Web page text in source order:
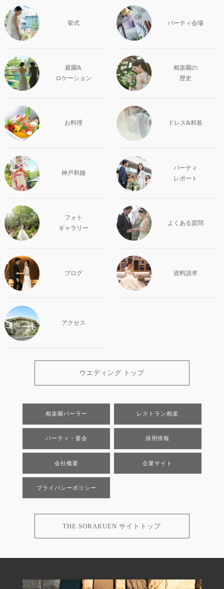
挙式 パーティ会場
庭園&
ロケーション
相楽園の
歴史
お料理 ドレス&和装
神戸和婚
パーティ
レポート
フォト
ギャラリー
よくある質問
ブログ 資料請求
アクセス
ウエディング トップ
相楽園パーラー レストラン相楽
パーティ・宴会 採用情報
会社概要 企業サイト
プライバシーポリシー
THE SORAKUEN サイトトップ